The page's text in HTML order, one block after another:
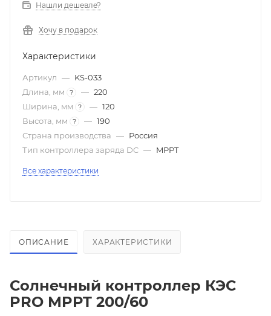
Нашли дешевле?
Хочу в подарок
Характеристики
Артикул — KS-033
Длина, мм
? — 220
Ширина, мм
? — 120
Высота, мм
? — 190
Страна производства — Россия
Тип контроллера заряда DC — MPPT
Все характеристики
ОПИСАНИЕ ХАРАКТЕРИСТИКИ
Солнечный контроллер КЭС
PRO MPPT 200/60